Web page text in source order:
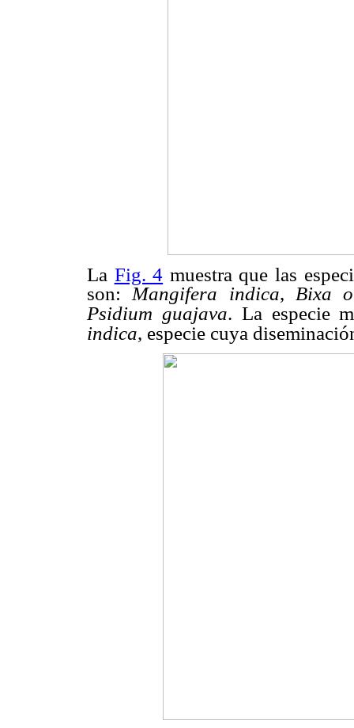
La Fig. 4 muestra que las
son: Mangifera indica, Bixa
Psidium guajava. La especie
indica, especie cuya